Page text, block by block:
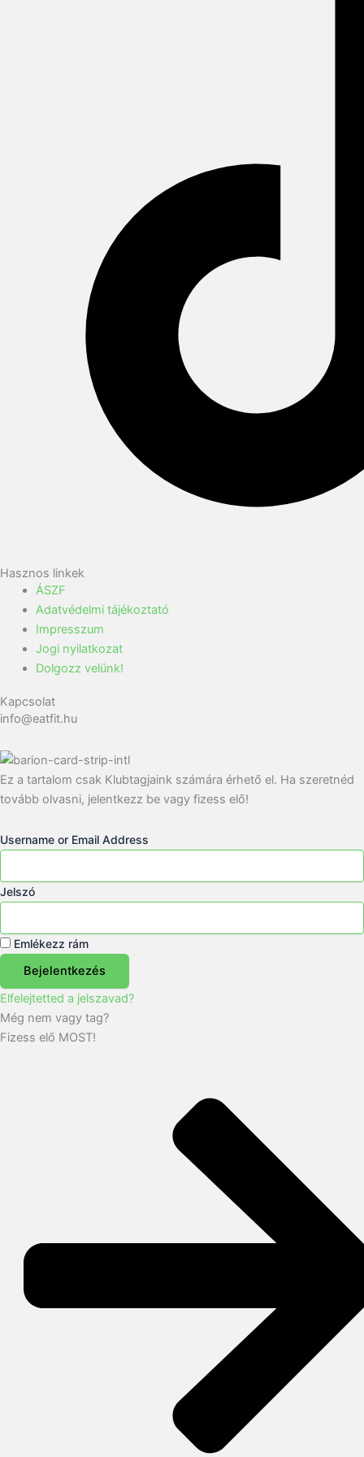
Hasznos linkek
ÁSZF
Adatvédelmi tájékoztató
Impresszum
Jogi nyilatkozat
Dolgozz velünk!
Kapcsolat
info@eatfit.hu
Ez a tartalom csak Klubtagjaink számára érhető el. Ha szeretnéd
tovább olvasni, jelentkezz be vagy fizess elő!
Username or Email Address
Jelszó
Emlékezz rám
Bejelentkezés
Elfelejtetted a jelszavad?
Még nem vagy tag?
Fizess elő MOST!